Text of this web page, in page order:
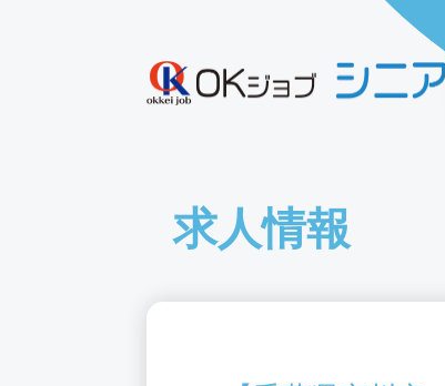
求人情報